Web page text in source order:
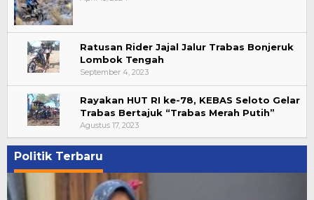
Ratusan Rider Jajal Jalur Trabas Bonjeruk
Lombok Tengah
September 4, 2023
Rayakan HUT RI ke-78, KEBAS Seloto Gelar
Trabas Bertajuk “Trabas Merah Putih”
Agustus 17, 2023
Politik Terbaru